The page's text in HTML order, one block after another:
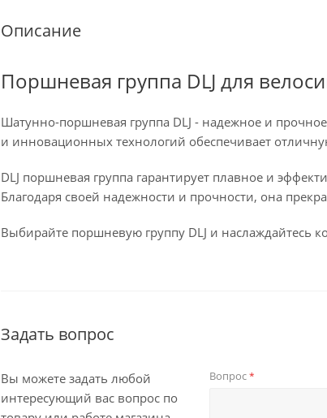
Описание
Поршневая группа DLJ для
Шатунно-поршневая группа DLJ - надежное и
и инновационных технологий обеспечивает
DLJ поршневая группа гарантирует плавное и
Благодаря своей надежности и прочности, она
Выбирайте поршневую группу DLJ и
Задать вопрос
Вы можете задать любой
интересующий вас вопрос по
Вопрос*